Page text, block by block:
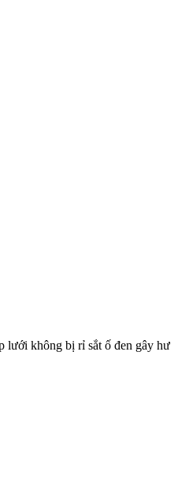
lưới không bị rỉ sắt ố đen gây hư